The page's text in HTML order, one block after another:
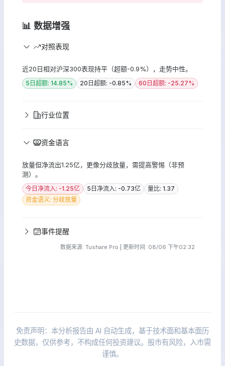
📊 数据增强
对照表现
近20日相对沪深300表现持平（超额-0.9%），走势中性。
5日超额: 14.85% 20日超额: -0.85% 60日超额: -25.27%
行业位置
资金语言
放量但净流出1.25亿，更像分歧放量，需提高警惕（非预
测）。
今日净流入: -1.25亿 5日净流入: -0.73亿
量比: 1.37
资金语义: 分歧放量
事件提醒
数据来源: Tushare Pro | 更新时间: 08/06 下午02:32
免责声明：本分析报告由 AI 自动生成，基于技术面和基本面历
史数据，仅供参考，不构成任何投资建议。股市有风险，入市需
谨慎。